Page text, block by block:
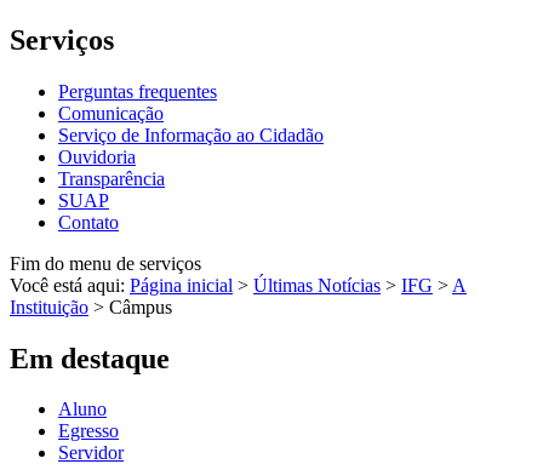
Serviços
Perguntas frequentes
Comunicação
Serviço de Informação ao Cidadão
Ouvidoria
Transparência
SUAP
Contato
Fim do menu de serviços
Você está aqui: Página inicial > Últimas Notícias > IFG > A
Instituição > Câmpus
Em destaque
Aluno
Egresso
Servidor